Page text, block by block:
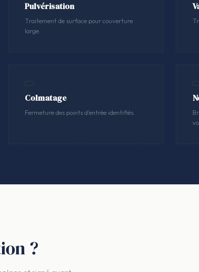
Pulvérisation
Traitement de surface pour couverture
large.
Colmatage
Fermeture des points d'entrée identifiés.
?